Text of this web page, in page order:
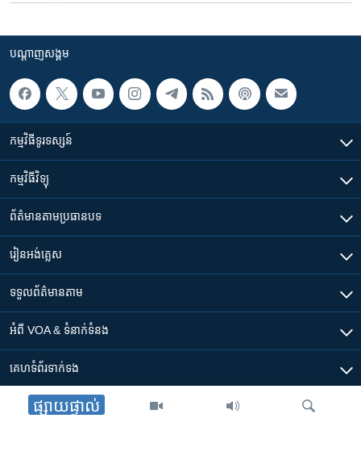
ផ្សាយផ្ទាល់
បណ្តាញ​សង្គម
កម្មវិធី​ទូរទស្សន៍
កម្មវិធី​វិទ្យុ
ព័ត៌មាន​តាមប្រធានបទ​
រៀន​​អង់គ្លេស
ទទួល​ព័ត៌មាន​តាម
អំពី​ VOA & ទំនាក់ទំនង
គេហទំព័រ​​ទាក់ទង
ទាញយក​ App ផ្សេងៗ​របស់​ VOA